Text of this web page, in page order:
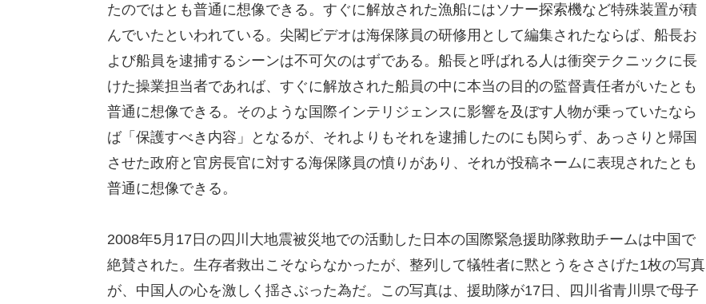
たのではとも普通に想像できる。すぐに解放された漁船にはソナー探索機など特殊装置が積
んでいたといわれている。尖閣ビデオは海保隊員の研修用として編集されたならば、船長お
よび船員を逮捕するシーンは不可欠のはずである。船長と呼ばれる人は衝突テクニックに長
けた操業担当者であれば、すぐに解放された船員の中に本当の目的の監督責任者がいたとも
普通に想像できる。そのような国際インテリジェンスに影響を及ぼす人物が乗っていたなら
ば「保護すべき内容」となるが、それよりもそれを逮捕したのにも関らず、あっさりと帰国
させた政府と官房長官に対する海保隊員の憤りがあり、それが投稿ネームに表現されたとも
普通に想像できる。
2008年5月17日の四川大地震被災地での活動した日本の国際緊急援助隊救助チームは中国で
絶賛された。生存者救出こそならなかったが、整列して犠牲者に黙とうをささげた1枚の写真
が、中国人の心を激しく揺さぶった為だ。この写真は、援助隊が17日、四川省青川県で母子